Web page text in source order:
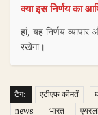
क्या इस निर्णय का
हां, यह निर्णय
रखेगा।
टैग: एटीएफ कीमतें
news
भारत